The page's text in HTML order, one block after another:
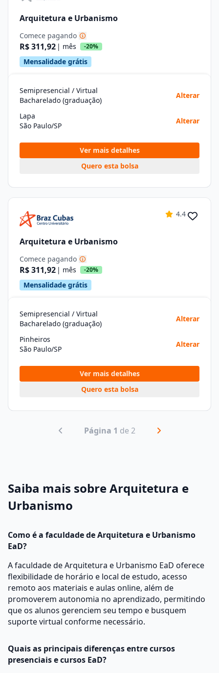
Arquitetura e Urbanismo
Comece pagando
R$ 311,92 | mês -20%
Mensalidade grátis
Semipresencial / Virtual
Bacharelado (graduação)
Alterar
Lapa
São Paulo/SP
Alterar
Ver mais detalhes
Quero esta bolsa
4.4
Arquitetura e Urbanismo
Comece pagando
R$ 311,92 | mês -20%
Mensalidade grátis
Semipresencial / Virtual
Bacharelado (graduação)
Alterar
Pinheiros
São Paulo/SP
Alterar
Ver mais detalhes
Quero esta bolsa
Página 1 de 2
Saiba mais sobre Arquitetura e
Urbanismo
Como é a faculdade de Arquitetura e Urbanismo
EaD?
A faculdade de Arquitetura e Urbanismo EaD oferece
flexibilidade de horário e local de estudo, acesso
remoto aos materiais e aulas online, além de
promoverem autonomia no aprendizado, permitindo
que os alunos gerenciem seu tempo e busquem
suporte virtual conforme necessário.
Quais as principais diferenças entre cursos
presenciais e cursos EaD?